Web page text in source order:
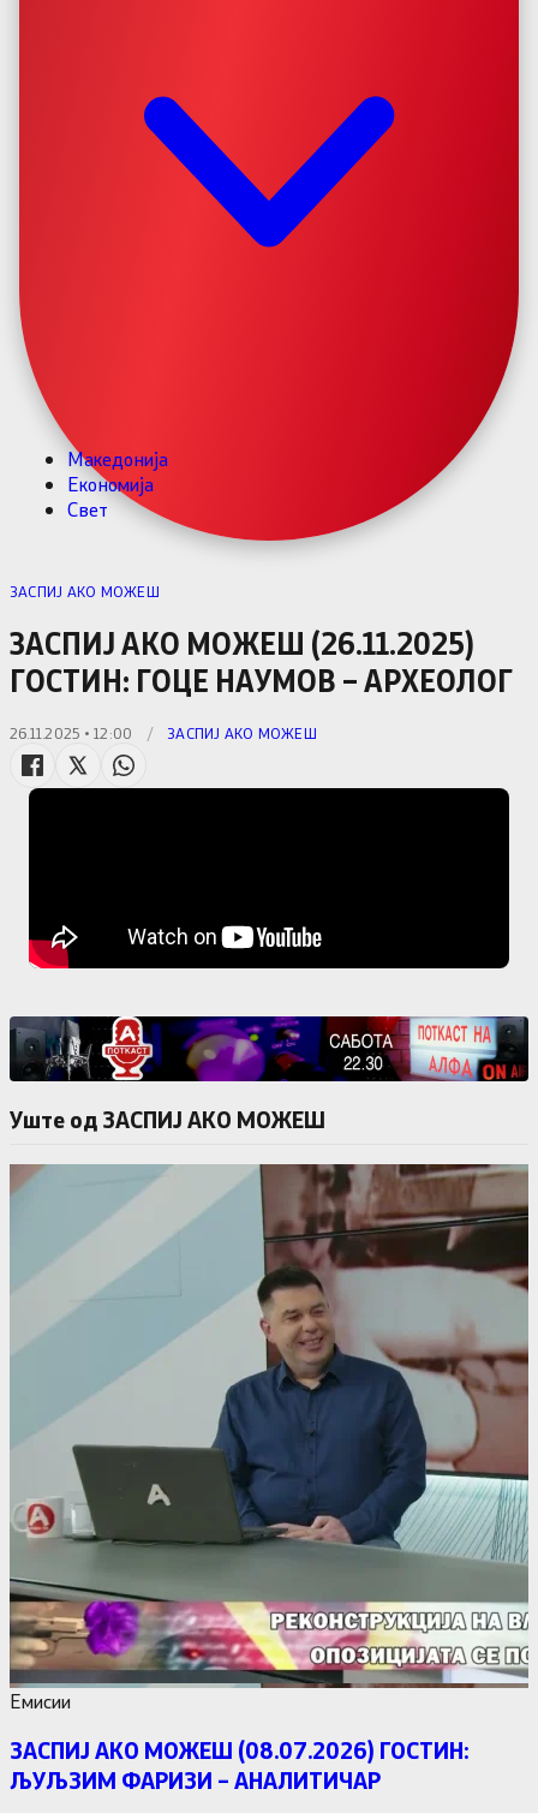
Македонија
Економија
Свет
ЗАСПИЈ АКО МОЖЕШ
ЗАСПИЈ АКО МОЖЕШ (26.11.2025)
ГОСТИН: ГОЦЕ НАУМОВ – АРХЕОЛОГ
26.11.2025 • 12:00 / ЗАСПИЈ АКО МОЖЕШ
Уште од ЗАСПИЈ АКО МОЖЕШ
Емисии
ЗАСПИЈ АКО МОЖЕШ (08.07.2026) ГОСТИН:
ЉУЉЗИМ ФАРИЗИ – АНАЛИТИЧАР